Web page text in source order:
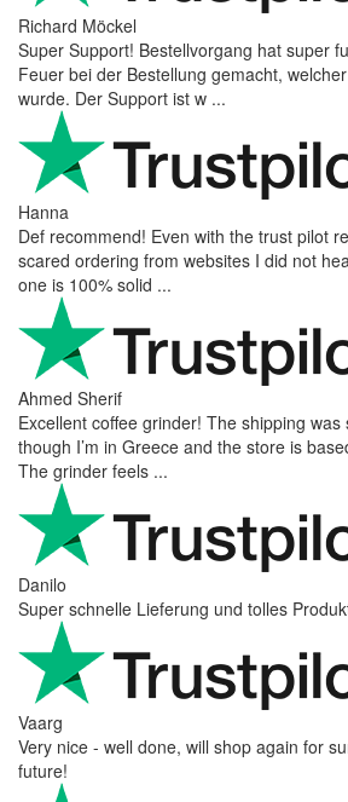
Richard Möckel
Super Support! Bestellvorgang hat super
Feuer bei der Bestellung gemacht,
wurde. Der Support ist w ...
Hanna
Def recommend! Even with the trust pilot
scared ordering from websites I did not
one is 100% solid ...
Ahmed Sherif
Excellent coffee grinder! The shipping
though I’m in Greece and the store is
The grinder feels ...
Danilo
Super schnelle Lieferung und tolles
Vaarg
Very nice - well done, will shop again for
future!